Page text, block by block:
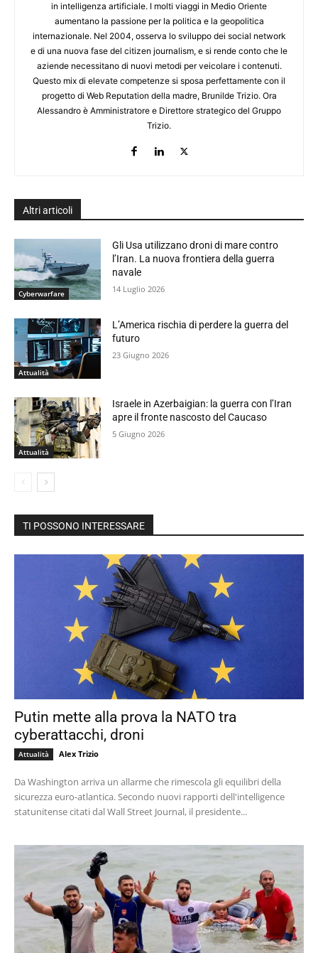
in intelligenza artificiale. I molti viaggi in Medio Oriente
aumentano la passione per la politica e la geopolitica
internazionale. Nel 2004, osserva lo sviluppo dei social network
e di una nuova fase del citizen journalism, e si rende conto che le
aziende necessitano di nuovi metodi per veicolare i contenuti.
Questo mix di elevate competenze si sposa perfettamente con il
progetto di Web Reputation della madre, Brunilde Trizio. Ora
Alessandro è Amministratore e Direttore strategico del Gruppo
Trizio.
Altri articoli
Cyberwarfare
Gli Usa utilizzano droni di mare contro
l’Iran. La nuova frontiera della guerra
navale
14 Luglio 2026
Attualità
L’America rischia di perdere la guerra del
futuro
23 Giugno 2026
Attualità
Israele in Azerbaigian: la guerra con l’Iran
apre il fronte nascosto del Caucaso
5 Giugno 2026
TI POSSONO INTERESSARE
Putin mette alla prova la NATO tra
cyberattacchi, droni
Attualità Alex Trizio
Da Washington arriva un allarme che rimescola gli equilibri della
sicurezza euro-atlantica. Secondo nuovi rapporti dell'intelligence
statunitense citati dal Wall Street Journal, il presidente...